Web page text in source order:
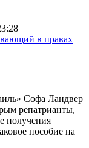
в правах
Софа Ландвер
репатрианты,
получения
пособие на